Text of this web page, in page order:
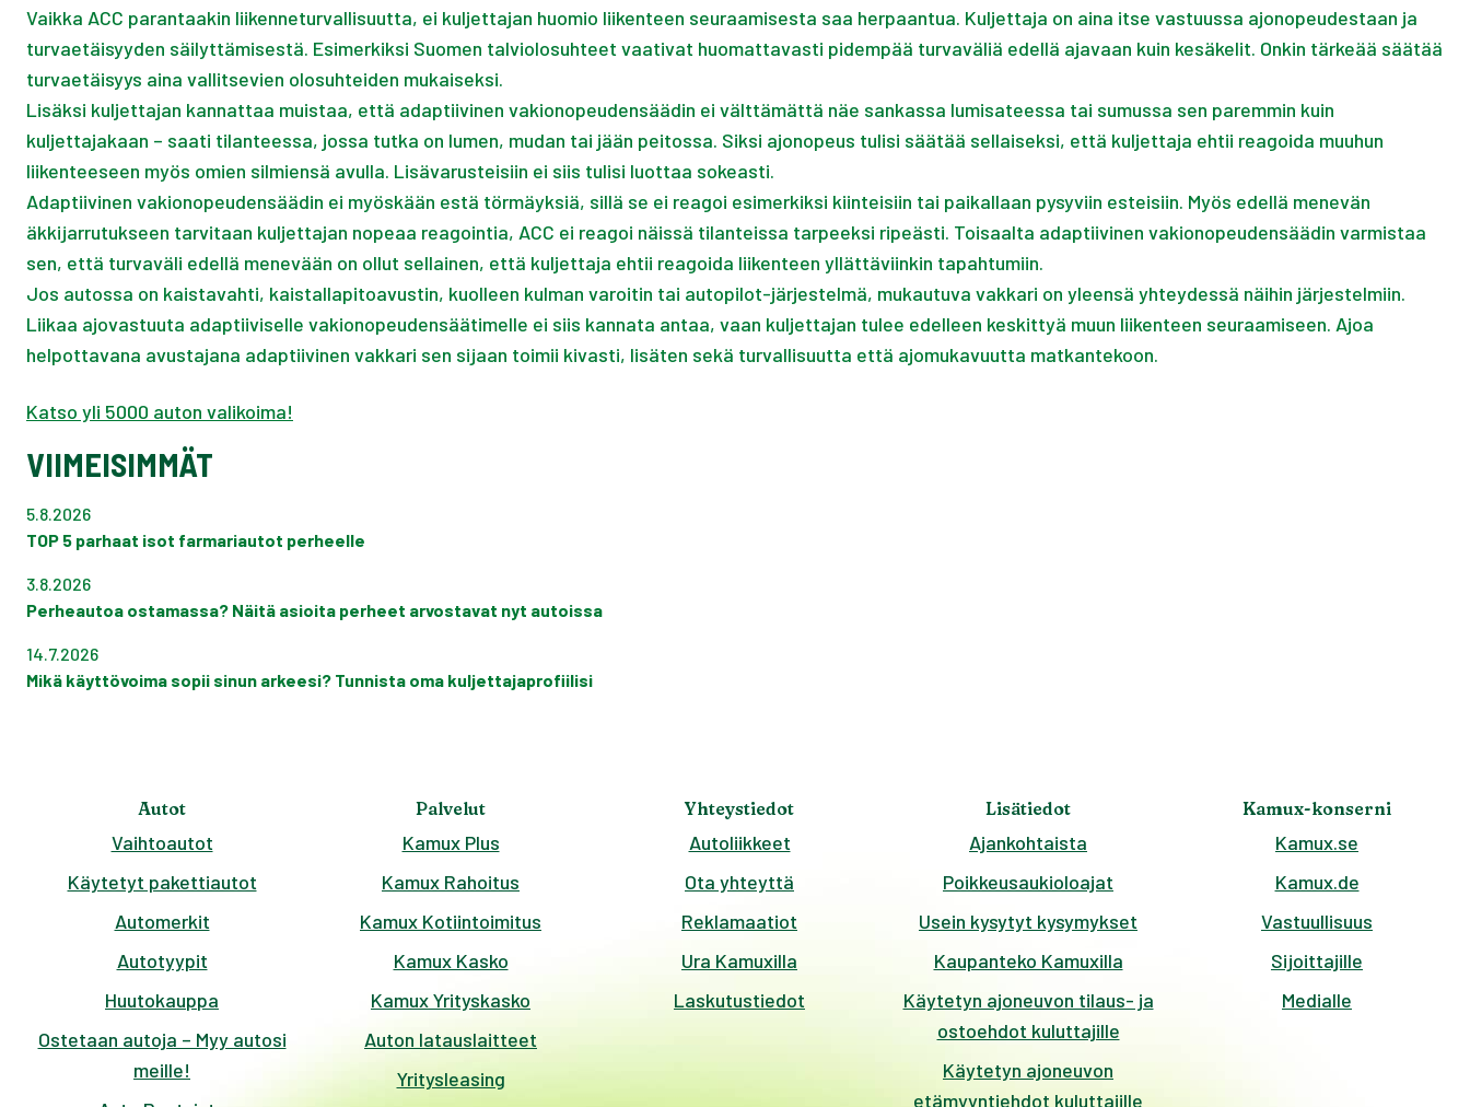
Vaikka ACC parantaakin liikenneturvallisuutta, ei kuljettajan huomio liikenteen seuraamisesta saa herpaantua. Kuljettaja on aina itse vastuussa ajonopeudestaan ja
turvaetäisyyden säilyttämisestä. Esimerkiksi Suomen talviolosuhteet vaativat huomattavasti pidempää turvaväliä edellä ajavaan kuin kesäkelit. Onkin tärkeää säätää
turvaetäisyys aina vallitsevien olosuhteiden mukaiseksi.
Lisäksi kuljettajan kannattaa muistaa, että adaptiivinen vakionopeudensäädin ei välttämättä näe sankassa lumisateessa tai sumussa sen paremmin kuin
kuljettajakaan – saati tilanteessa, jossa tutka on lumen, mudan tai jään peitossa. Siksi ajonopeus tulisi säätää sellaiseksi, että kuljettaja ehtii reagoida muuhun
liikenteeseen myös omien silmiensä avulla. Lisävarusteisiin ei siis tulisi luottaa sokeasti.
Adaptiivinen vakionopeudensäädin ei myöskään estä törmäyksiä, sillä se ei reagoi esimerkiksi kiinteisiin tai paikallaan pysyviin esteisiin. Myös edellä menevän
äkkijarrutukseen tarvitaan kuljettajan nopeaa reagointia, ACC ei reagoi näissä tilanteissa tarpeeksi ripeästi. Toisaalta adaptiivinen vakionopeudensäädin varmistaa
sen, että turvaväli edellä menevään on ollut sellainen, että kuljettaja ehtii reagoida liikenteen yllättäviinkin tapahtumiin.
Jos autossa on kaistavahti, kaistallapitoavustin, kuolleen kulman varoitin tai autopilot-järjestelmä, mukautuva vakkari on yleensä yhteydessä näihin järjestelmiin.
Liikaa ajovastuuta adaptiiviselle vakionopeudensäätimelle ei siis kannata antaa, vaan kuljettajan tulee edelleen keskittyä muun liikenteen seuraamiseen. Ajoa
helpottavana avustajana adaptiivinen vakkari sen sijaan toimii kivasti, lisäten sekä turvallisuutta että ajomukavuutta matkantekoon.
Katso yli 5000 auton valikoima!
VIIMEISIMMÄT
5.8.2026
TOP 5 parhaat isot farmariautot perheelle
3.8.2026
Perheautoa ostamassa? Näitä asioita perheet arvostavat nyt autoissa
14.7.2026
Mikä käyttövoima sopii sinun arkeesi? Tunnista oma kuljettajaprofiilisi
Autot
Vaihtoautot
Käytetyt pakettiautot
Automerkit
Autotyypit
Huutokauppa
Ostetaan autoja – Myy autosi
meille!
Palvelut
Kamux Plus
Kamux Rahoitus
Kamux Kotiintoimitus
Kamux Kasko
Kamux Yrityskasko
Auton latauslaitteet
Yritysleasing
Yhteystiedot
Autoliikkeet
Ota yhteyttä
Reklamaatiot
Ura Kamuxilla
Laskutustiedot
Lisätiedot
Ajankohtaista
Poikkeusaukioloajat
Usein kysytyt kysymykset
Kaupanteko Kamuxilla
Käytetyn ajoneuvon tilaus- ja
ostoehdot kuluttajille
Käytetyn ajoneuvon
etämyyntiehdot kuluttajille
Kamux-konserni
Kamux.se
Kamux.de
Vastuullisuus
Sijoittajille
Medialle